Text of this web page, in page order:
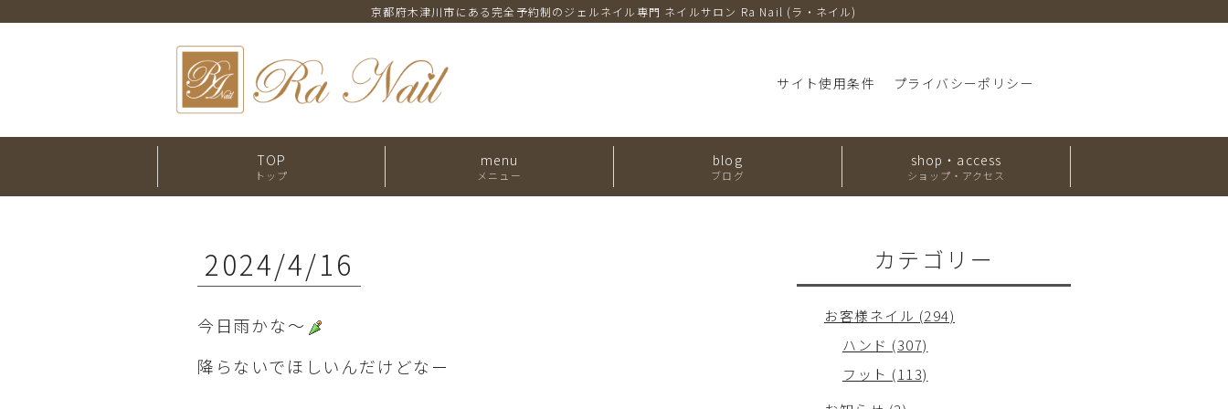
京都府木津川市にある完全予約制のジェルネイル専門 ネイルサロン Ra Nail (ラ・ネイル)
サイト使用条件 プライバシーポリシー
TOP
トップ
menu
メニュー
blog
ブログ
shop・access
ショップ・アクセス
2024/4/16
今日雨かな～
降らないでほしいんだけどなー
カテゴリー
お客様ネイル (294)
ハンド (307)
フット (113)